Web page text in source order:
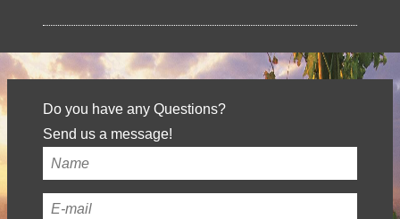
Do you have any Questions?
Send us a message!
Your
name*
Your